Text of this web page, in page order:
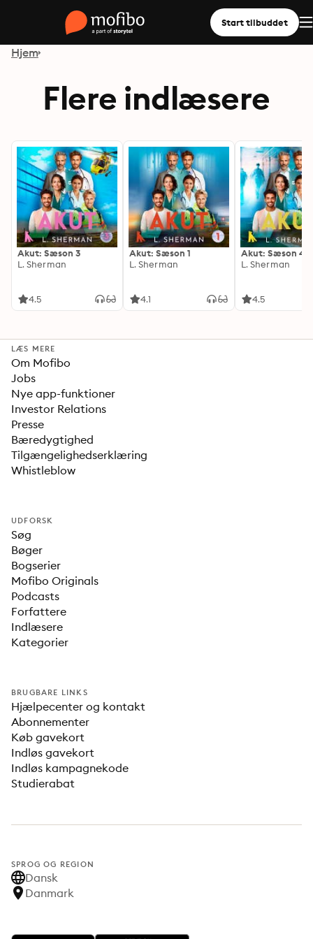
Start tilbuddet
Hjem
Flere indlæsere
Akut: Sæson 3
L. Sherman
4.5
Akut: Sæson 1
L. Sherman
4.1
Akut: Sæson 4
L. Sherman
4.5
LÆS MERE
Om Mofibo
Jobs
Nye app-funktioner
Investor Relations
Presse
Bæredygtighed
Tilgængelighedserklæring
Whistleblow
UDFORSK
Søg
Bøger
Bogserier
Mofibo Originals
Podcasts
Forfattere
Indlæsere
Kategorier
BRUGBARE LINKS
Hjælpecenter og kontakt
Abonnementer
Køb gavekort
Indløs gavekort
Indløs kampagnekode
Studierabat
SPROG OG REGION
Dansk
Danmark